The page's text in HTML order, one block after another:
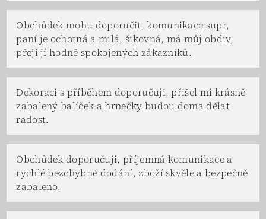
Obchůdek mohu doporučit, komunikace supr,
paní je ochotná a milá, šikovná, má můj obdiv,
přeji jí hodně spokojených zákazníků.
Dekoraci s příběhem doporučuji, přišel mi krásně
zabalený balíček a hrnečky budou doma dělat
radost.
Obchůdek doporučuji, příjemná komunikace a
rychlé bezchybné dodání, zboží skvěle a bezpečně
zabaleno.